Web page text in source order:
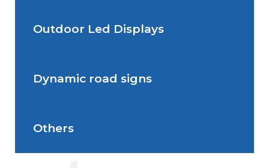
Speeding Traffic Light
Outdoor Led Displays
Outdoor Led Display
Dynamic road signs
Dynamic road signs
Others